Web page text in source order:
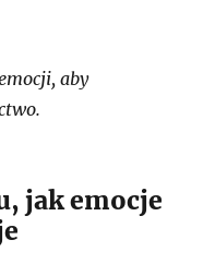
aby
jak emocje